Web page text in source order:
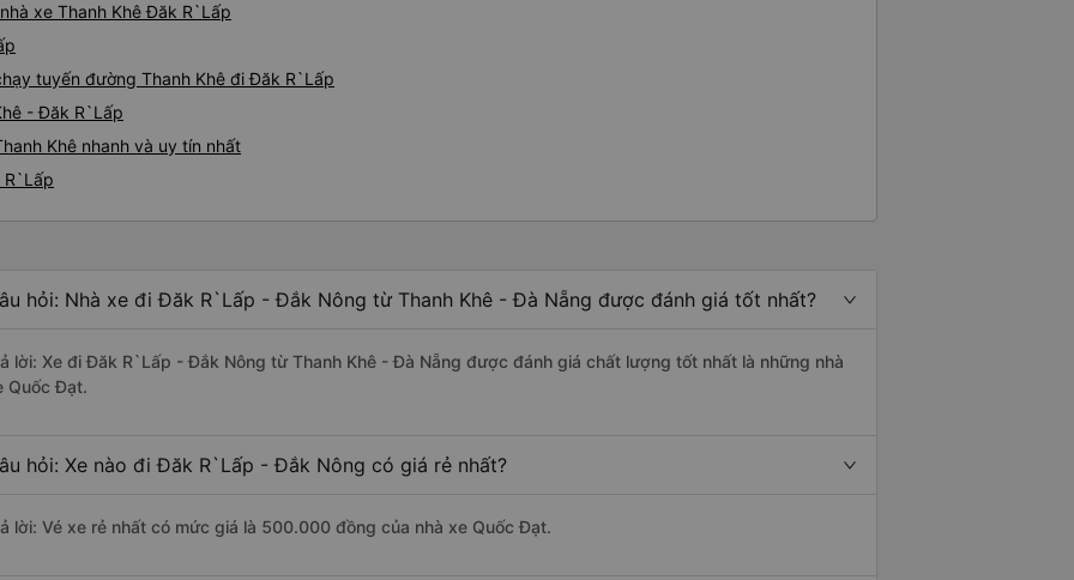
xe Thanh Khê Đăk R`Lấp
tuyến đường Thanh Khê đi Đăk R`Lấp
- Đăk R`Lấp
Khê nhanh và uy tín nhất
hỏi: Nhà xe đi Đăk R`Lấp - Đắk Nông từ Thanh Khê - Đà Nẵng được đánh giá tốt nhất?
lời: Xe đi Đăk R`Lấp - Đắk Nông từ Thanh Khê - Đà Nẵng được đánh giá chất lượng tốt nhất là những nhà
Quốc Đạt.
hỏi: Xe nào đi Đăk R`Lấp - Đắk Nông có giá rẻ nhất?
lời: Vé xe rẻ nhất có mức giá là 500.000 đồng của nhà xe Quốc Đạt.